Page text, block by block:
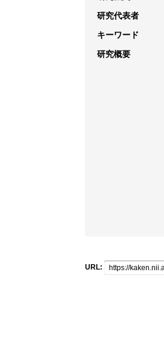
研究代表者
キーワード
研究概要
URL: